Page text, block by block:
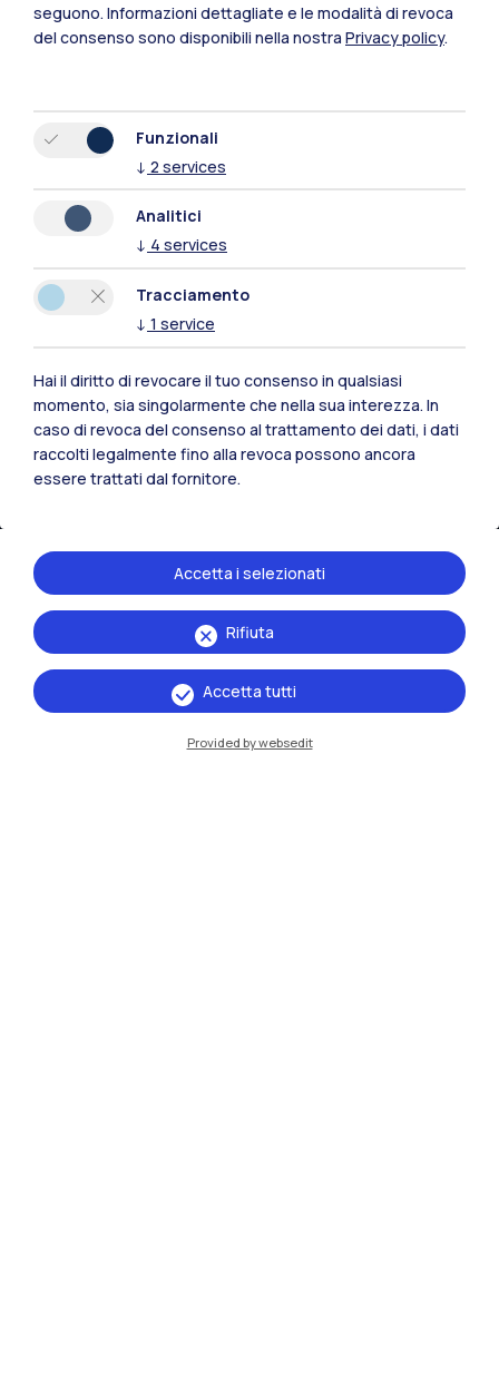
Polimi Community
Tutti i siti dell’ecosistema
Residenze
IT
Sedi
Milano Leonardo
seguono. Informazioni dettagliate e le modalità di revoca
del consenso sono disponibili nella nostra Privacy policy.
Funzionali
↓ 2 services
Analitici
↓ 4 services
Tracciamento
↓ 1 service
Hai il diritto di revocare il tuo consenso in qualsiasi
momento, sia singolarmente che nella sua interezza. In
caso di revoca del consenso al trattamento dei dati, i dati
raccolti legalmente fino alla revoca possono ancora
essere trattati dal fornitore.
Rifiuta
Accetta i selezionati
Accetta tutti
Provided by websedit